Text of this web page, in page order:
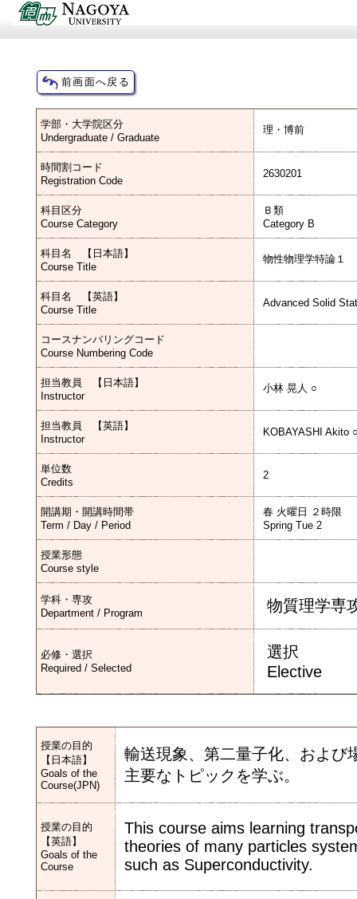
学部・大学院区分
Undergraduate / Graduate
理・博前
時間割コード
Registration Code
2630201
科目区分
Course Category
Ｂ類
Category B
科目名 【日本語】
Course Title
物性物理学特論１
科目名 【英語】
Course Title
Advanced Solid
コースナンバリングコード
Course Numbering Code
担当教員 【日本語】
Instructor
小林 晃人 ○
担当教員 【英語】
Instructor
KOBAYASHI Akito
単位数
Credits
2
開講期・開講時間帯
Term / Day / Period
春 火曜日 ２時限
Spring Tue 2
授業形態
Course style
学科・専攻
Department / Program
物質理学専
必修・選択
Required / Selected
選択
Elective
授業の目的
【日本語】
Goals of the
Course(JPN)
輸送現象、第二量子化、および
主要なトピックを学ぶ。
授業の目的
【英語】
Goals of the
Course
This course aims learning
theories of many particles
such as Superconductivity.